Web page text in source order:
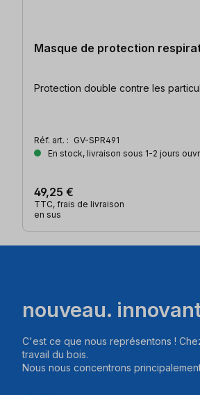
Masque de protection
Réf. art. : GV-SPR491
En stock, livraison sous 1-2 jours
49,25 €
TTC, frais de livraison
en sus
nouveau.
C'est ce que nous représentons !
travail du bois.
Nous nous concentrons